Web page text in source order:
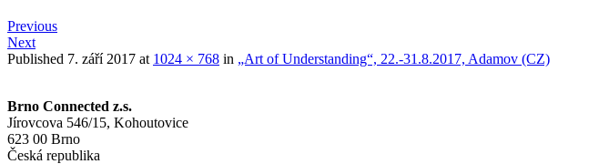
Previous
Next
Published 7. září 2017 at 1024 × 768 in „Art of Understanding“, 22.-31.8.2017, Adamov (CZ)
Brno Connected z.s.
Jírovcova 546/15, Kohoutovice
623 00 Brno
Česká republika